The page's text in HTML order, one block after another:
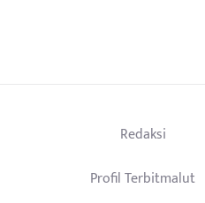
Redaksi
Profil Terbitmalut